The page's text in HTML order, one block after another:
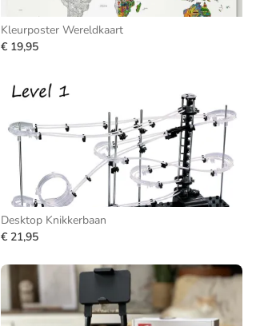
Kleurposter Wereldkaart
€ 19,95
Desktop Knikkerbaan
€ 21,95